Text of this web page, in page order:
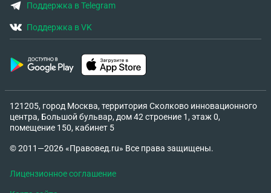
Поддержка в Telegram
Поддержка в VK
121205, город Москва, территория Сколково инновационного
центра, Большой бульвар, дом 42 строение 1, этаж 0,
помещение 150, кабинет 5
© 2011—2026 «Правовед.ru» Все права защищены.
Лицензионное соглашение